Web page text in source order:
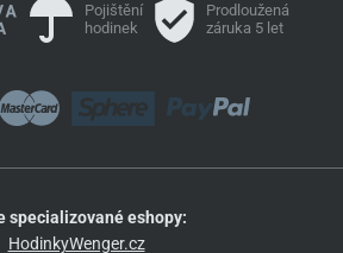
Pojištění
hodinek
Prodloužená
záruka 5 let
specializované eshopy:
HodinkyWenger.cz